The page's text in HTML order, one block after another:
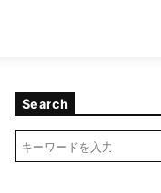
Search